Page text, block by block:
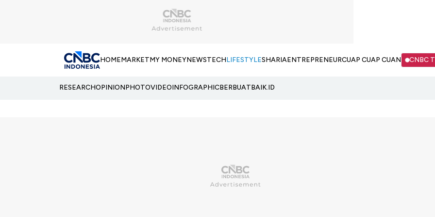
HOMEMARKETMY MONEYNEWSTECHLIFESTYLESHARIAENTREPRENEURCUAP CUAP CUAN CNBC
RESEARCHOPINIONPHOTOVIDEOINFOGRAPHICBERBUATBAIK.ID